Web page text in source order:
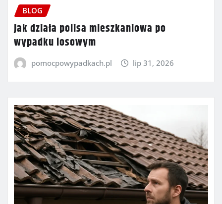
BLOG
Jak działa polisa mieszkaniowa po
wypadku losowym
pomocpowypadkach.pl lip 31, 2026